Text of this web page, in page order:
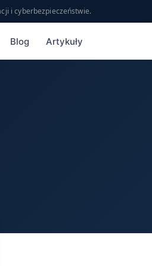
i cyberbezpieczeństwie.
Blog Artykuły